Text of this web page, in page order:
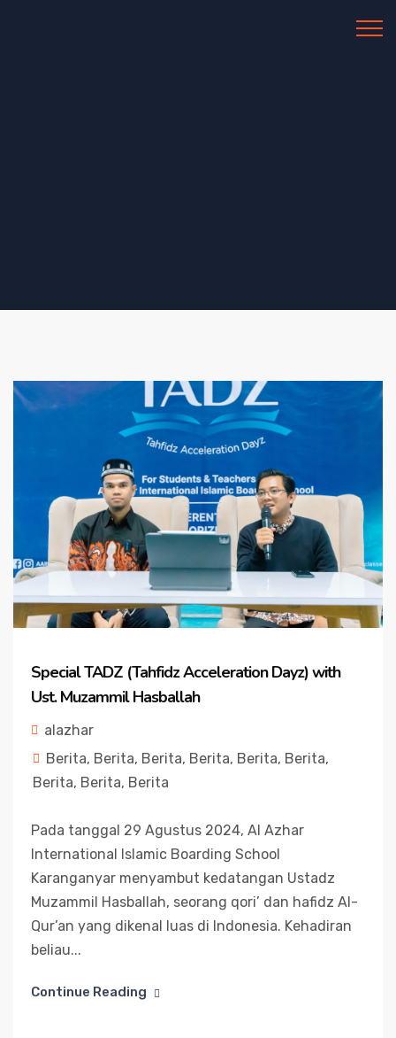
Special TADZ (Tahfidz Acceleration Dayz) with
Ust. Muzammil Hasballah
alazhar
Berita, Berita, Berita, Berita, Berita, Berita,
Berita, Berita, Berita
Pada tanggal 29 Agustus 2024, Al Azhar
International Islamic Boarding School
Karanganyar menyambut kedatangan Ustadz
Muzammil Hasballah, seorang qori’ dan hafidz Al-
Qur’an yang dikenal luas di Indonesia. Kehadiran
beliau...
Continue Reading